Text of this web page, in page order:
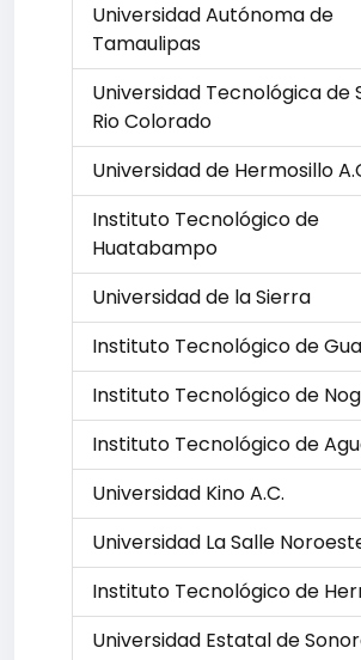
Universidad Autónoma de
Tamaulipas
Universidad Tecnológica de
Rio Colorado
Universidad de Hermosillo
Instituto Tecnológico de
Huatabampo
Universidad de la Sierra
Instituto Tecnológico de
Instituto Tecnológico de
Instituto Tecnológico de
Universidad Kino A.C.
Universidad La Salle
Instituto Tecnológico de
Universidad Estatal de